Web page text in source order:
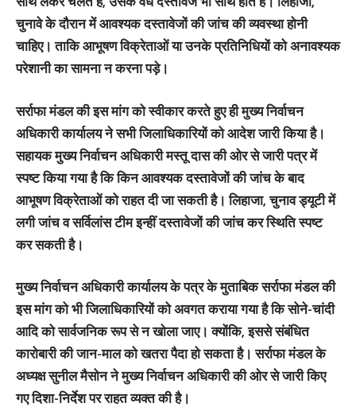
चुनावे के दौरान में आवश्यक दस्तावेजों की जांच की व्यवस्था होनी
चाहिए। ताकि आभूषण विक्रेताओं या उनके प्रतिनिधियों को अनावश्यक
परेशानी का सामना न करना पड़े।
सर्राफा मंडल की इस मांग को स्वीकार करते हुए ही मुख्य निर्वाचन
अधिकारी कार्यालय ने सभी जिलाधिकारियों को आदेश जारी किया है।
सहायक मुख्य निर्वाचन अधिकारी मस्तू दास की ओर से जारी पत्र में
स्पष्ट किया गया है कि किन आवश्यक दस्तावेजों की जांच के बाद
आभूषण विक्रेताओं को राहत दी जा सकती है। लिहाजा, चुनाव ड्यूटी में
लगी जांच व सर्विलांस टीम इन्हीं दस्तावेजों की जांच कर स्थिति स्पष्ट
कर सकती है।
मुख्य निर्वाचन अधिकारी कार्यालय के पत्र के मुताबिक सर्राफा मंडल की
इस मांग को भी जिलाधिकारियों को अवगत कराया गया है कि सोने-चांदी
आदि को सार्वजनिक रूप से न खोला जाए। क्योंकि, इससे संबंधित
कारोबारी की जान-माल को खतरा पैदा हो सकता है। सर्राफा मंडल के
अध्यक्ष सुनील मैसोन ने मुख्य निर्वाचन अधिकारी की ओर से जारी किए
गए दिशा-निर्देश पर राहत व्यक्त की है।